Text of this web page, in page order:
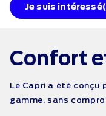
Je suis
Confort
Le Capri a été conçu
gamme, sans